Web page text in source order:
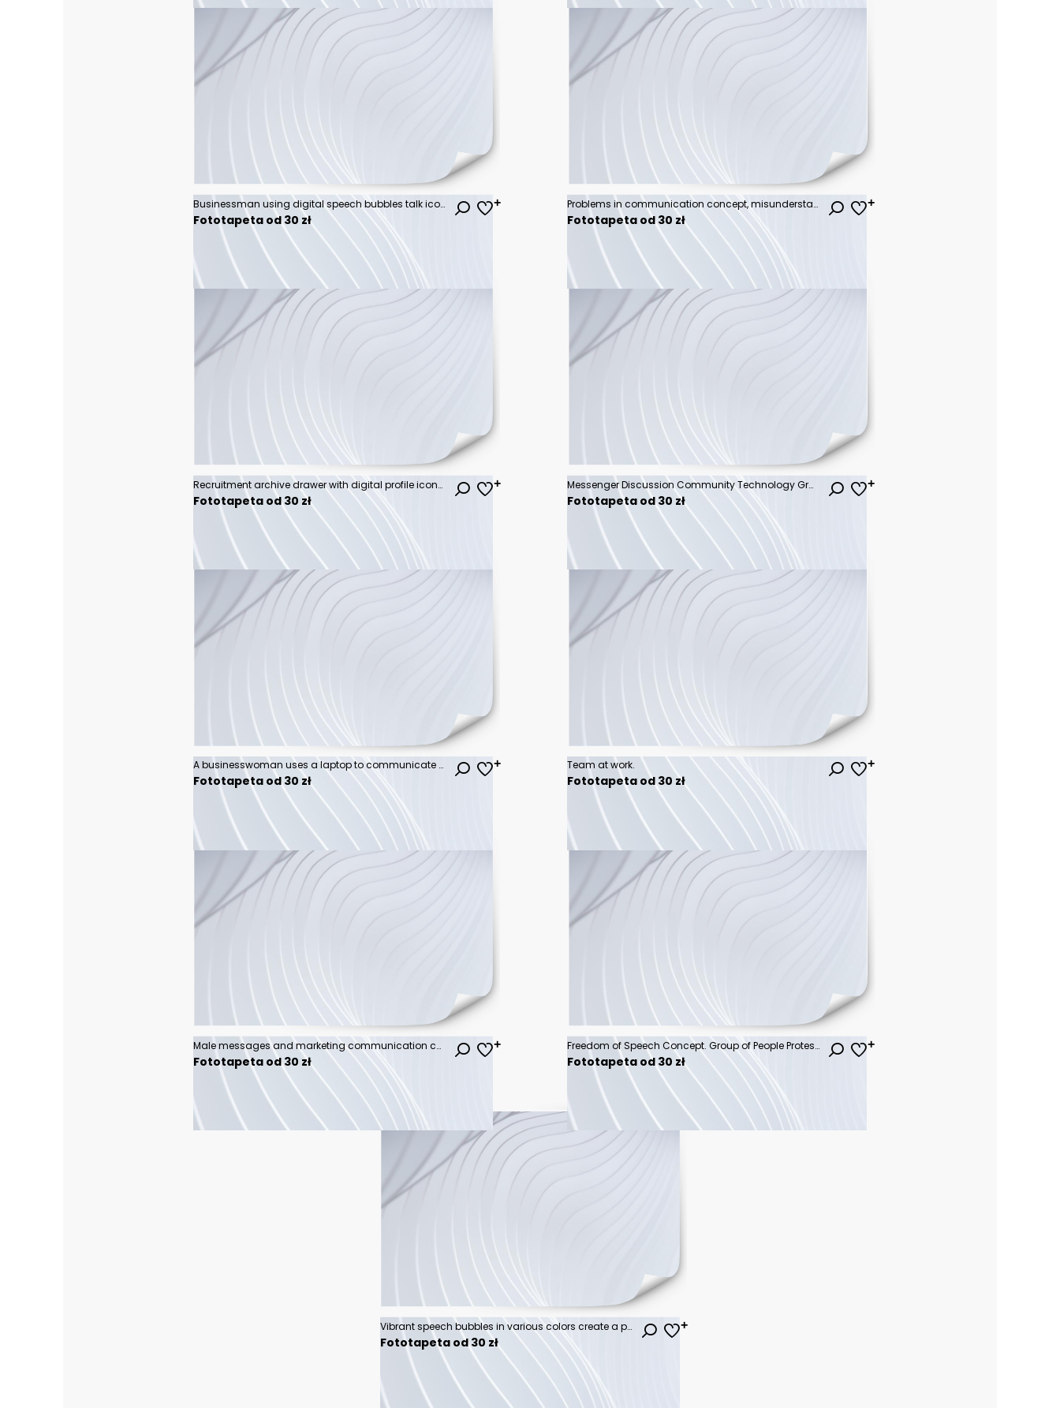
Businessman using digital speech bubbles talk icons. Minimal conversation or social media messages floating over user hand. 3D rendering
Fototapeta od 30 zł
Problems in communication concept, misunderstanding create confusion in work, miscommunicate unclear message and information, businessman and woman have troubles with understanding each other vector i
Fototapeta od 30 zł
Recruitment archive drawer with digital profile icons and vacant office desks illustrating hiring gap and job request concept in modern workspace environment
Fototapeta od 30 zł
Messenger Discussion Community Technology Graphic Concept
Fototapeta od 30 zł
A businesswoman uses a laptop to communicate with her team through a social network.
Fototapeta od 30 zł
Team at work.
Fototapeta od 30 zł
Male messages and marketing communication concept with megaphone
Fototapeta od 30 zł
Freedom of Speech Concept. Group of People Protesting or making Campaign with a Blank Speech Bubble. Expression for the Human Rights. International Human Rights Day
Fototapeta od 30 zł
Vibrant speech bubbles in various colors create a playful backdrop, symbolizing communication and interaction in a modern context
Fototapeta od 30 zł